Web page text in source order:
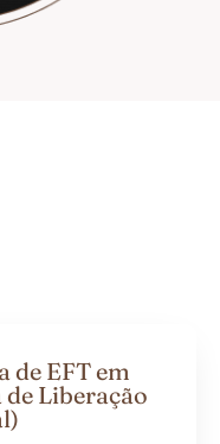
de EFT em
de Liberação